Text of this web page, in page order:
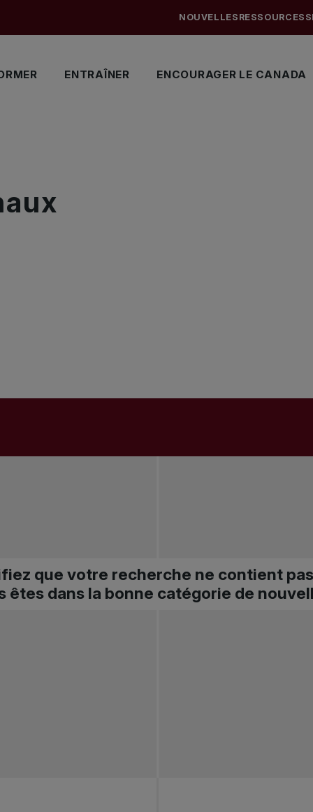
ENTRAÎNER ENCOURAGER LE CANADA
NOUVELLES RESSOURCES
que votre recherche ne contient
dans la bonne catégorie de